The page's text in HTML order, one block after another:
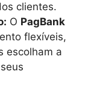
clientes.
O PagBank
flexíveis,
escolham a